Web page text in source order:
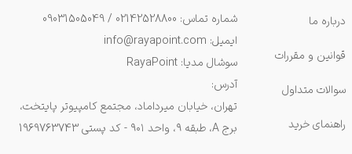
درباره ما
قوانین و مقررات
سوالات متداول
راهنمای خرید
شماره تماس: 02142528800 / 09031505049
ایمیل: info@rayapoint.com
سوشال مدیا: RayaPoint
آدرس:
تهران، خیابان میرداماد، مجتمع کامپیوتر پایتخت،
برج A، طبقه ۹، واحد ۹۰۱ - کد پستی 1969763743